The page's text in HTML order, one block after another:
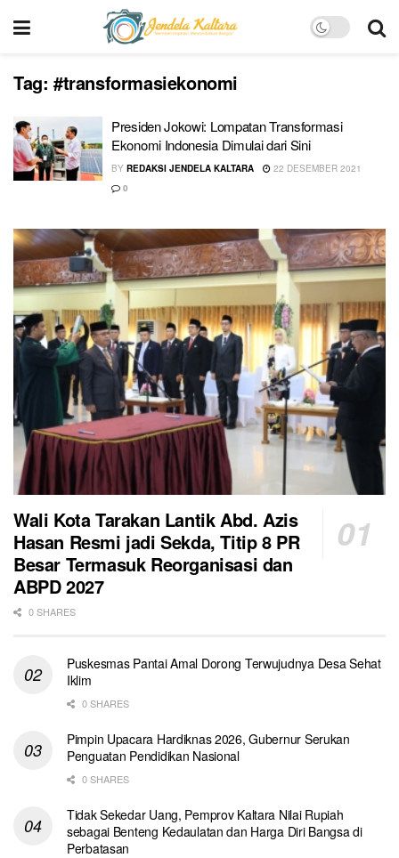
Tag: #transformasiekonomi
Presiden Jokowi: Lompatan Transformasi
Ekonomi Indonesia Dimulai dari Sini
BY REDAKSI JENDELA KALTARA
22 DESEMBER 2021
0
Wali Kota Tarakan Lantik Abd. Azis
Hasan Resmi jadi Sekda, Titip 8 PR
Besar Termasuk Reorganisasi dan
ABPD 2027
0 SHARES
Puskesmas Pantai Amal Dorong Terwujudnya Desa Sehat
Iklim
0 SHARES
Pimpin Upacara Hardiknas 2026, Gubernur Serukan
Penguatan Pendidikan Nasional
0 SHARES
Tidak Sekedar Uang, Pemprov Kaltara Nilai Rupiah
sebagai Benteng Kedaulatan dan Harga Diri Bangsa di
Perbatasan